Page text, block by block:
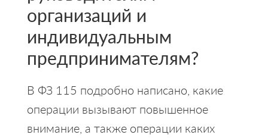
организаций и
индивидуальным
предпринимателям?
В ФЗ 115 подробно написано, какие
операции вызывают повышенное
внимание, а также операции каких